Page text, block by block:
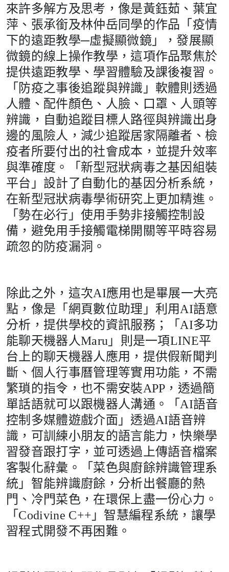
來許多解方及思考，像是黃鈺茹、葉宜
萍、張承銜及林仲岳同學的作品「疫情
下的遠距教學─虛擬顯微鏡」，發展顯
微鏡的線上操作教學，這項作品聚焦於
提供遠距教學、學習體驗及課後複習。
「防疫之事後追蹤與辨識」軟體則透過
人體、配件顏色、人臉、口罩、人頭等
辨識，自動追蹤目標人路徑與辨識出身
邊的風險人，減少追蹤居家隔離者、檢
疫者所要付出的社會成本，並提升效率
與準確度。「新型冠狀病毒之基因組裝
平台」設計了自動化的基因分析系統，
在新型冠狀病毒學術研究上更加精進。
「勢在必行」使用手勢非接觸控制設
備，避免用手接觸電梯開關等平時容易
疏忽的防疫漏洞。
除此之外，這次AI應用也是畢展一大亮
點，像是「網頁數位助理」利用AI語意
分析，提供學校的資訊服務；「AI多功
能聊天機器人Maru」則是一項LINE平
台上的聊天機器人應用，提供假新聞判
斷、個人行事曆管理等實用功能，不需
繁瑣的指令，也不需安裝APP，透過簡
單話語就可以跟機器人溝通。「AI語音
控制多媒體遊戲介面」透過AI語音辨
識，可訓練小朋友的語言能力，快樂學
習發音跟打字，並可透過上傳語音檔案
客製化辭彙。「菜色與廚餘辨識管理系
統」智能辨識廚餘，分析出餐廳的熱
門、冷門菜色，在環保上盡一份心力。
「Codivine C++」智慧編程系統，讓學
習程式開發不再困難。